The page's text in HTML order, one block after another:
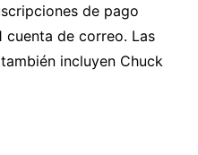
de pago
cuenta de correo. Las
incluyen Chuck